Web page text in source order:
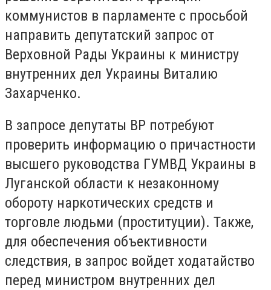
коммунистов в парламенте с просьбой
направить депутатский запрос от
Верховной Рады Украины к министру
внутренних дел Украины Виталию
Захарченко.
В запросе депутаты ВР потребуют
проверить информацию о причастности
высшего руководства ГУМВД Украины в
Луганской области к незаконному
обороту наркотических средств и
торговле людьми (проституции). Также,
для обеспечения объективности
следствия, в запрос войдет ходатайство
перед министром внутренних дел